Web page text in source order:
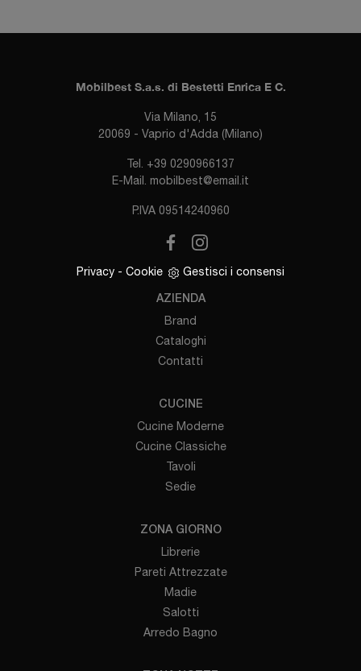
Mobilbest S.a.s. di Bestetti Enrica E C.
Via Milano, 15
20069 - Vaprio d'Adda (Milano)
Tel. +39 0290966137
E-Mail. mobilbest@email.it
P.IVA 09514240960
Privacy - Cookie Gestisci i consensi
AZIENDA
Brand
Cataloghi
Contatti
CUCINE
Cucine Moderne
Cucine Classiche
Tavoli
Sedie
ZONA GIORNO
Librerie
Pareti Attrezzate
Madie
Salotti
Arredo Bagno